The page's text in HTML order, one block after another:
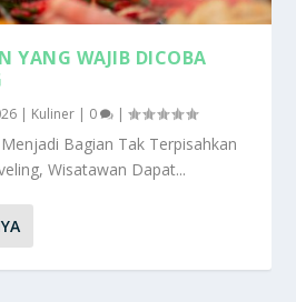
YANG WAJIB DICOBA
| Kuliner | 0 |
Bagian Tak Terpisahkan
Wisatawan Dapat...